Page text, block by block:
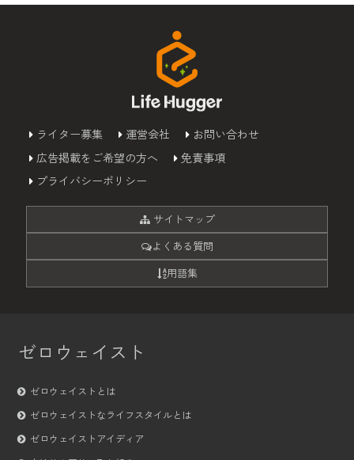
ライター募集 運営会社
お問い合わせ
広告掲載をご希望の方へ
免責事項
プライバシーポリシー
サイトマップ
よくある質問
用語集
ゼロウェイスト
ゼロウェイストとは
ゼロウェイストなライフスタイルとは
ゼロウェイストアイディア